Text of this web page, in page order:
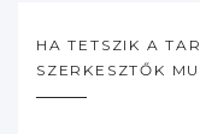
HA TETSZIK A
SZERKESZTŐK